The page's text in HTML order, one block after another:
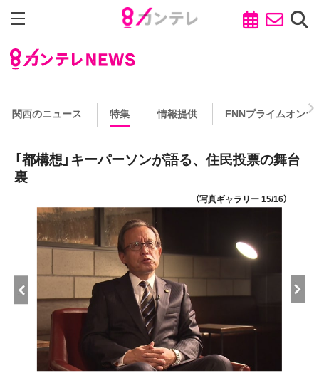
関西のニュース 特集 情報提供 FNNプライムオンラ
「都構想」キーパーソンが語る、住民投票の舞台
裏
（写真ギャラリー 15/16）